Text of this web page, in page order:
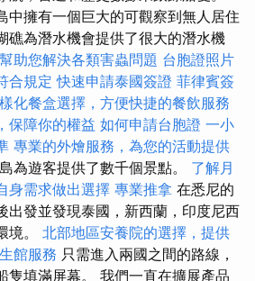
中擁有一個巨大的可觀察到無人居住
礁為潛水機會提供了很大的潛水機
助您解決各類害蟲問題 台胞證照片
合規定 快速申請泰國簽證 菲律賓簽
化餐盒選擇，方便快捷的餐飲服務
保障你的權益 如何申請台胞證 一小
專業的外燴服務，為您的活動提供
為遊客提供了數千個景點。 了解月
身需求做出選擇 專業推拿 在悉尼的
出發並發現泰國，新西蘭，印度尼西
境。 北部地區安養院的選擇，提供
館服務 只需進入兩國之間的路線，
隻填滿屏幕。 我們一直在擴展產品